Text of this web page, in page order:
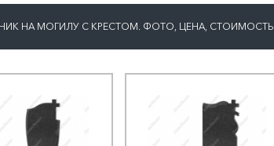
НА МОГИЛУ С КРЕСТОМ. ФОТО, ЦЕНА, СТОИМОСТЬ